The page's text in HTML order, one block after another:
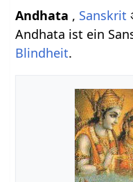
Andhata , Sanskrit
Andhata ist ein
Blindheit.